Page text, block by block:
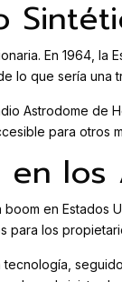
En 1964,
lo que sería
Astrodome de
para otros
en los
en
para los